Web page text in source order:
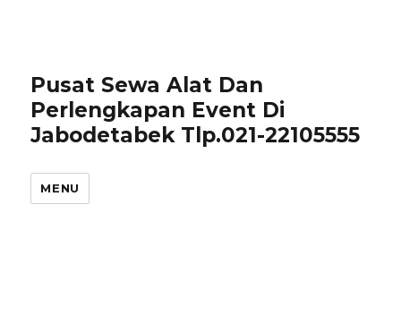
Pusat Sewa Alat Dan
Perlengkapan Event Di
Jabodetabek Tlp.021-22105555
MENU